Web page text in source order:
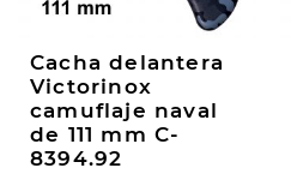
Cacha delantera
Victorinox
camuflaje naval
de 111 mm C-
8394.92